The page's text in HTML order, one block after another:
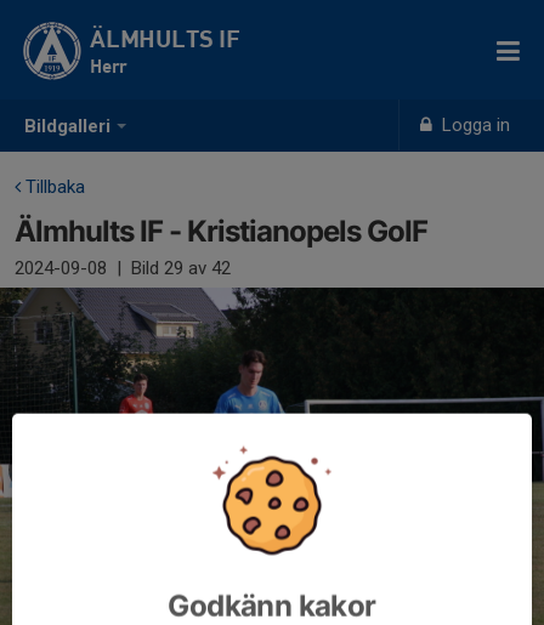
Bildgalleri Logga in
ÄLMHULTS IF
Herr
Tillbaka
Älmhults IF - Kristianopels GoIF
2024-09-08 | Bild 29 av 42
Godkänn kakor